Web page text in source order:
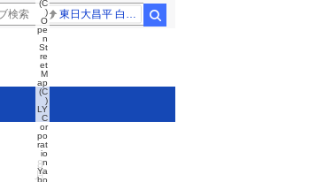
8
月
(C
)
O
pe
n
St
re
et
M
ap
(C
)
LY
C
or
po
rat
io
n
Ya